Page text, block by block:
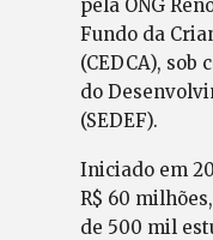
pela ONG
Fundo da
(CEDCA), sob
do
(SEDEF).
Iniciado em
R$ 60
de 500 mil